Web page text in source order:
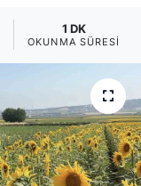
1 DK
OKUNMA SÜRESI